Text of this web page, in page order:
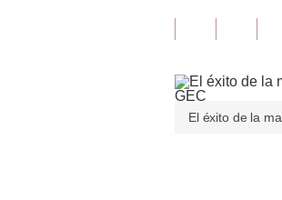
El éxito de la